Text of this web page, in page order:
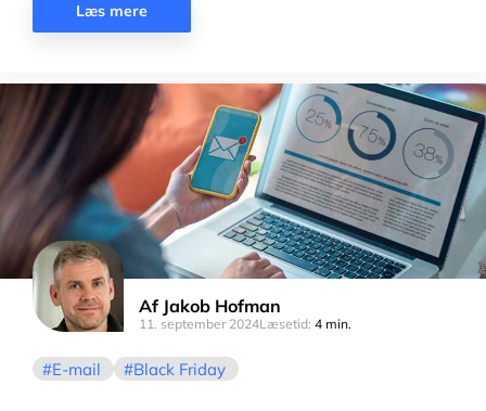
Læs mere
Af Jakob Hofman
11. september 2024Læsetid: 4 min.
E-mail Black Friday